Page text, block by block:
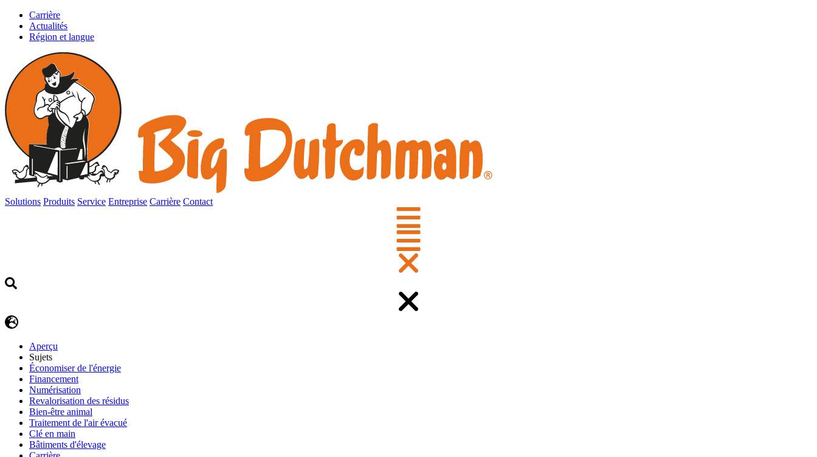
Carrière
Actualités
Région et langue
Solutions Produits Service Entreprise Carrière Contact
Aperçu
Sujets
Économiser de l'énergie
Financement
Numérisation
Revalorisation des résidus
Bien-être animal
Traitement de l'air évacué
Clé en main
Bâtiments d'élevage